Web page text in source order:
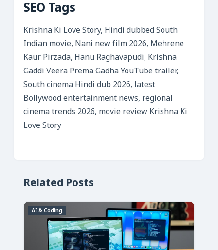
SEO Tags
Krishna Ki Love Story, Hindi dubbed South
Indian movie, Nani new film 2026, Mehrene
Kaur Pirzada, Hanu Raghavapudi, Krishna
Gaddi Veera Prema Gadha YouTube trailer,
South cinema Hindi dub 2026, latest
Bollywood entertainment news, regional
cinema trends 2026, movie review Krishna Ki
Love Story
Related Posts
AI & Coding